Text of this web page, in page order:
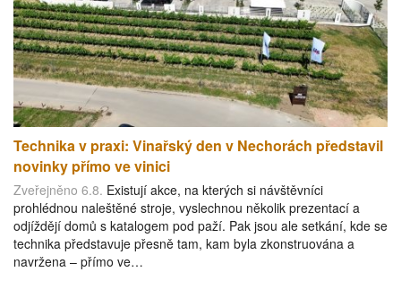
Technika v praxi: Vinařský den v Nechorách představil
novinky přímo ve vinici
Zveřejněno 6.8. Existují akce, na kterých si návštěvníci
prohlédnou naleštěné stroje, vyslechnou několik prezentací a
odjíždějí domů s katalogem pod paží. Pak jsou ale setkání, kde se
technika představuje přesně tam, kam byla zkonstruována a
navržena – přímo ve…